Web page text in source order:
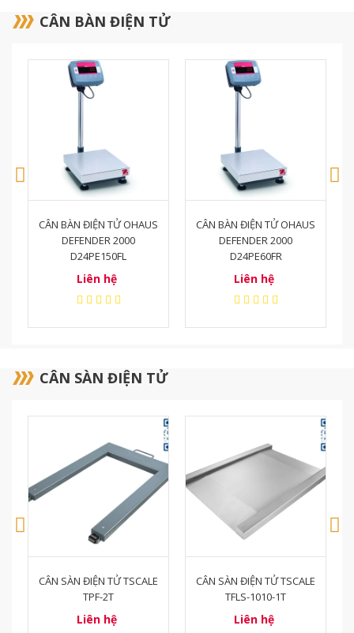
CÂN BÀN ĐIỆN TỬ
CÂN BÀN ĐIỆN TỬ OHAUS
DEFENDER 2000
D24PE60FR
Liên hệ
CÂN BÀN ĐIỆN TỬ OHAUS
DEFENDER 2000
D24PE30FR
Liên hệ
CÂN SÀN ĐIỆN TỬ
CÂN SÀN ĐIỆN TỬ TSCALE
TFLS-1010-1T
Liên hệ
CÂN SÀN ĐIỆN TỬ TSCALE
TFL-1010-1.5T
Liên hệ